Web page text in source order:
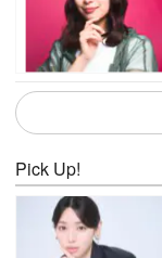
Pick Up!